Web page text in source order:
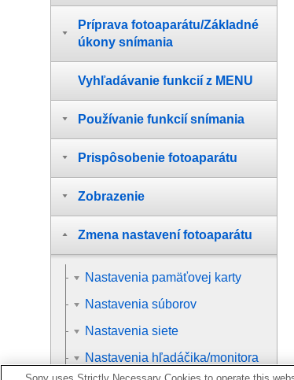
Príprava fotoaparátu/Základné
úkony snímania
Vyhľadávanie funkcií z MENU
Používanie funkcií snímania
Prispôsobenie fotoaparátu
Zobrazenie
Zmena nastavení fotoaparátu
Nastavenia pamäťovej karty
Nastavenia súborov
Nastavenia siete
Nastavenia hľadáčika/monitora